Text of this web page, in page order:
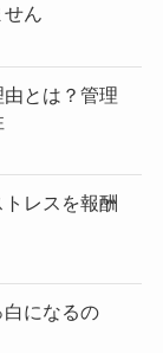
せん
とは？管理
レスを報酬
になるの